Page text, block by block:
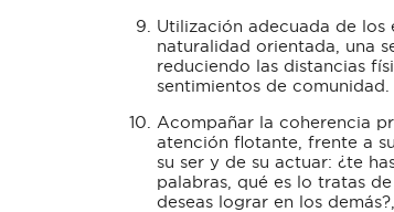
Utilización adecuada de los
naturalidad orientada, una
reduciendo las distancias
sentimientos de comunidad.
Acompañar la coherencia
atención flotante, frente a
su ser y de su actuar: ¿te
palabras, qué es lo tratas
deseas lograr en los